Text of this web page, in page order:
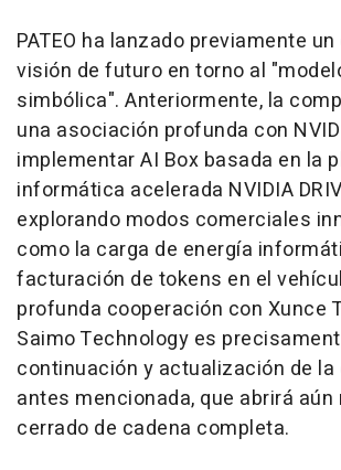
PATEO ha lanzado previamente
visión de futuro en torno al
simbólica". Anteriormente, la
una asociación profunda con
implementar AI Box basada en la
informática acelerada NVIDIA
explorando modos comerciales
como la carga de energía
facturación de tokens en el
profunda cooperación con Xunce
Saimo Technology es
continuación y actualización de
antes mencionada, que abrirá
cerrado de cadena completa.